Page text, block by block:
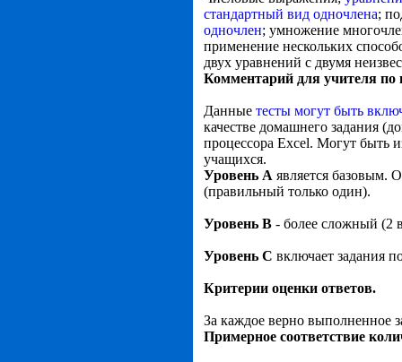
стандартный вид одночлена;
одночлен; умножение
применение нескольких
двух уравнений с двумя
Комментарий для учителя по
Данные тесты могут быть
качестве домашнего задания
процессора Excel. Могут быть
учащихся.
Уровень А является базовым.
(правильный только один).
Уровень В - более сложный (2
Уровень С включает задания
Критерии оценки ответов.
За каждое верно выполненное
Примерное соответствие